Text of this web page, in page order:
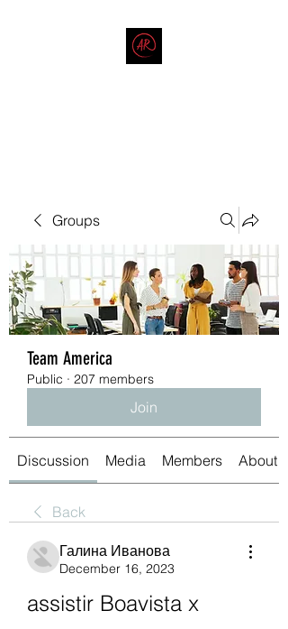
Groups
Team America
Public · 207 members
Join
Discussion Media Members About
Back
Галина Иванова
December 16, 2023
assistir Boavista x